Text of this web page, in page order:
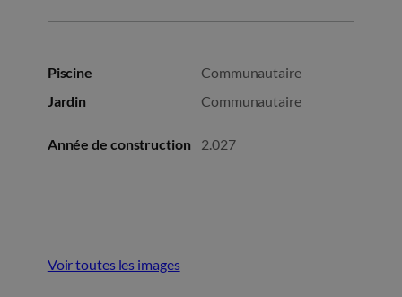
Piscine
Communautaire
Jardin
Communautaire
Année de construction 2.027
Voir toutes les images